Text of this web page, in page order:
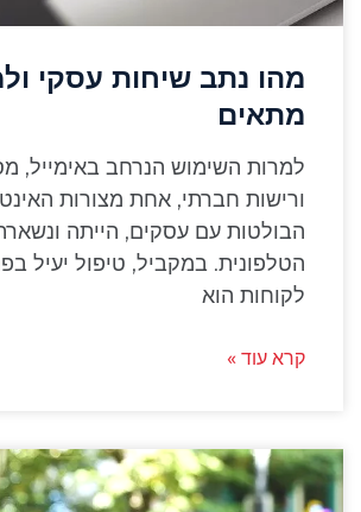
מהו נתב שיחות עסקי
מתאים
למרות השימוש הנרחב באימייל,
ורישות חברתי, אחת מצורות
הבולטות עם עסקים, הייתה
הטלפונית. במקביל, טיפול יעיל
לקוחות הוא
קרא עוד »